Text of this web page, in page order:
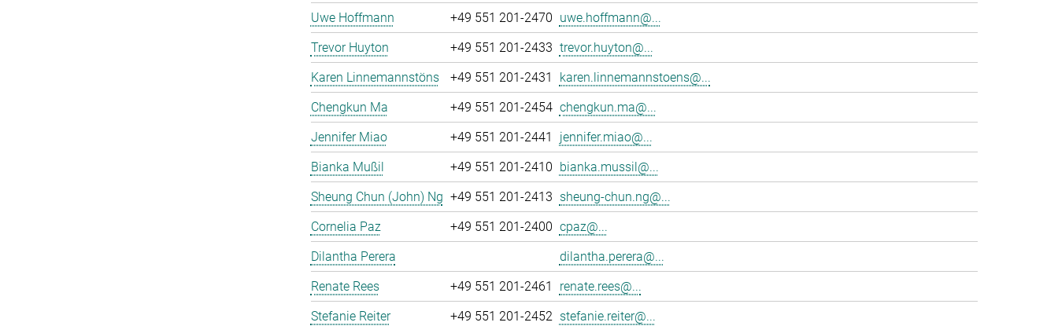
Uwe Hoffmann
+49 551 201-2470 uwe.hoffmann@...
Trevor Huyton
+49 551 201-2433 trevor.huyton@...
Karen Linnemannstöns
+49 551 201-2431
karen.linnemannstoens@...
Chengkun Ma
+49 551 201-2454 chengkun.ma@...
Jennifer Miao
+49 551 201-2441
jennifer.miao@...
Bianka Mußil
+49 551 201-2410 bianka.mussil@...
Sheung Chun (John) Ng +49 551 201-2413 sheung-chun.ng@...
Cornelia Paz
+49 551 201-2400 cpaz@...
Dilantha Perera
dilantha.perera@...
Renate Rees
+49 551 201-2461
renate.rees@...
Stefanie Reiter
+49 551 201-2452 stefanie.reiter@...